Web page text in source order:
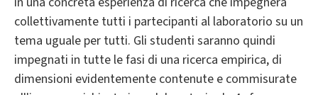
collettivamente tutti i partecipanti al laboratorio su un
tema uguale per tutti. Gli studenti saranno quindi
impegnati in tutte le fasi di una ricerca empirica, di
dimensioni evidentemente contenute e commisurate